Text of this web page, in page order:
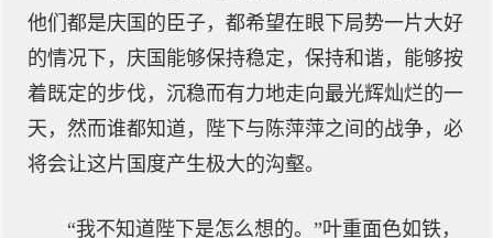
他们都是庆国的臣子，都希望在眼下局势一片大好
的情况下，庆国能够保持稳定，保持和谐，能够按
着既定的步伐，沉稳而有力地走向最光辉灿烂的一
天，然而谁都知道，陛下与陈萍萍之间的战争，必
将会让这片国度产生极大的沟壑。
“我不知道陛下是怎么想的。”叶重面色如铁，